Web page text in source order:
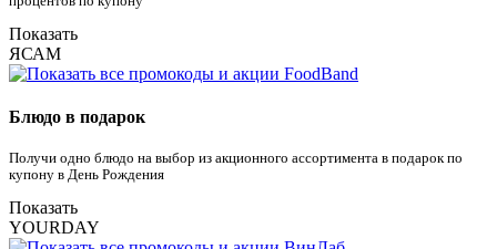
Показать
ЯСАМ
Блюдо в подарок
Получи одно блюдо на выбор из акционного ассортимента в подарок по
купону в День Рождения
Показать
YOURDAY